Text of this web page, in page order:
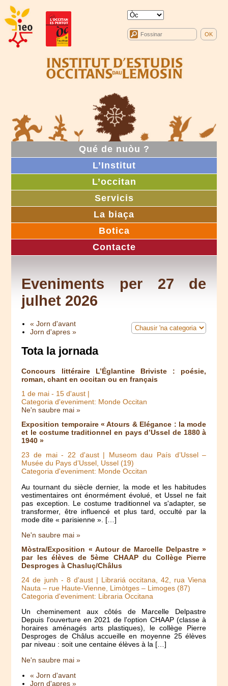
Qué de nuòu ?
L’Institut
L’occitan
Servicis
La biaça
Botica
Contacte
Eveniments per 27 de
julhet 2026
« Jorn d'avant
Jorn d'apres »
Tota la jornada
Concours littéraire L’Églantine Briviste : poésie,
roman, chant en occitan ou en français
1 de mai - 15 d'aust |
Categoria d'eveniment: Monde Occitan
Ne'n saubre mai »
Exposition temporaire « Atours & Elégance : la mode
et le costume traditionnel en pays d’Ussel de 1880 à
1940 »
23 de mai- 22 d'aust| Museom dau País d’Ussel –
Musée du Pays d’Ussel, Ussel (19)
Categoria d'eveniment: Monde Occitan
Au tournant du siècle dernier, la mode et les habitudes
vestimentaires ont énormément évolué, et Ussel ne fait
pas exception. Le costume traditionnel va s'adapter, se
transformer, être influencé et plus tard, occulté par la
mode dite « parisienne ». […]
Ne'n saubre mai »
Mòstra/Exposition « Autour de Marcelle Delpastre »
par les élèves de 5ème CHAAP du Collège Pierre
Desproges à Chasluç/Châlus
24 de junh - 8 d'aust| Librariá occitana, 42, rua Viena
Nauta – rue Haute-Vienne, Limòtges – Limoges (87)
Categoria d'eveniment: Libraria Occitana
Un cheminement aux côtés de Marcelle Delpastre
Depuis l'ouverture en 2021 de l'option CHAAP (classe à
horaires aménagés arts plastiques), le collège Pierre
Desproges de Châlus accueille en moyenne 25 élèves
par niveau : soit une centaine élèves à la […]
Ne'n saubre mai »
« Jorn d'avant
Jorn d'apres »